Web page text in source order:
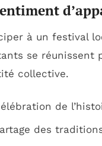
à un festival
se réunissent
collective.
de
des